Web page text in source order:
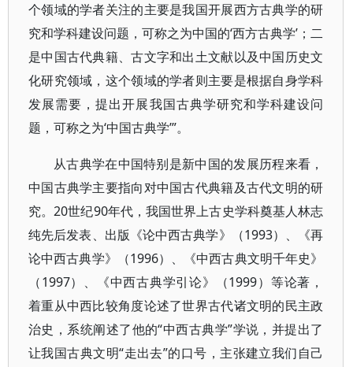
个领域的学者关注的主要是我国开展西方古典学的研
究和学科建设问题，可称之为中国的‘西方古典学’；二
是中国古代典籍、古文字和出土文献以及中国历史文
化研究领域，这个领域的学者则主要是根据自身学科
发展需要，提出开展我国古典学研究和学科建设问
题，可称之为‘中国古典学’”。
从古典学在中国特别是新中国的发展历程来看，
中国古典学主要指向对中国古代典籍及古代文明的研
究。20世纪90年代，我国世界上古史学科奠基人林志
纯先后发表、出版《论中西古典学》（1993）、《再
论中西古典学》（1996）、《中西古典文明千年史》
（1997）、《中西古典学引论》（1999）等论著，
着重从中西比较角度论述了世界古代诸文明的民主政
治史，系统阐述了他的“中西古典学”学说，并提出了
让我国古典文明“走出去”的口号，主张建立我们自己